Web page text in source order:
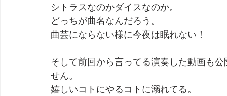
シトラスなのかダイスなのか。
どっちが曲名なんだろう。
曲芸にならない様に今夜は眠れない！
そして前回から言ってる演奏した動画も
せん。
嬉しいコトにやるコトに溺れてる。